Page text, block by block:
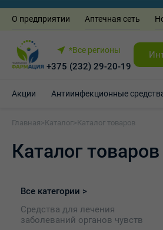
О предприятии Аптечная сеть
*Все регионы
+375 (232) 29-20-19
Акции Антиинфекционные
Главная >Каталог>Каталог товаров
Каталог товаров
Все категории >
Средства для лечения
заболеваний органов чувств